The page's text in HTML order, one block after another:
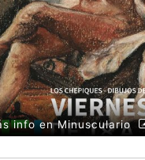
info en Minusculario